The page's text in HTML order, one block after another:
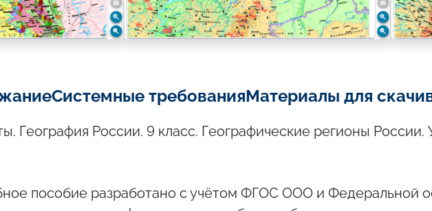
Системные требованияМатериалы для
География России. 9 класс. Географические регионы России.
пособие разработано с учётом ФГОС ООО и Федеральной